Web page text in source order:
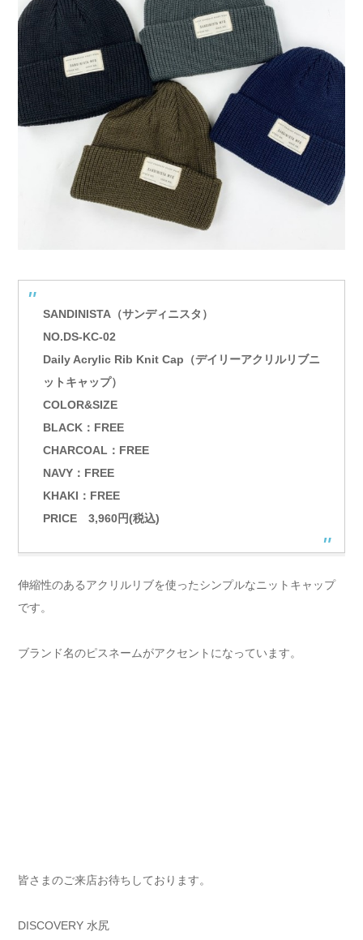
SANDINISTA（サンディニスタ）
NO.DS-KC-02
Daily Acrylic Rib Knit Cap（デイリーアクリルリブニ
ットキャップ）
COLOR&SIZE
BLACK：FREE
CHARCOAL：FREE
NAVY：FREE
KHAKI：FREE
PRICE 3,960円(税込)
伸縮性のあるアクリルリブを使ったシンプルなニットキャップ
です。
ブランド名のピスネームがアクセントになっています。
皆さまのご来店お待ちしております。
DISCOVERY 水尻